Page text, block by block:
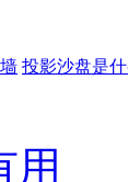
投影沙盘是
用